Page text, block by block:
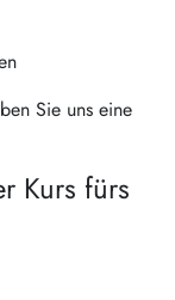
Sie uns eine
Kurs fürs